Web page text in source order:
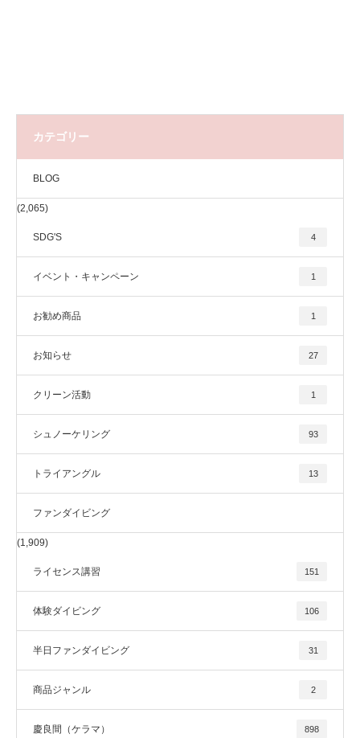
カテゴリー
BLOG
(2,065)
SDG'S 4
イベント・キャンペーン 1
お勧め商品 1
お知らせ 27
クリーン活動 1
シュノーケリング 93
トライアングル 13
ファンダイビング
(1,909)
ライセンス講習 151
体験ダイビング 106
半日ファンダイビング 31
商品ジャンル 2
慶良間（ケラマ） 898